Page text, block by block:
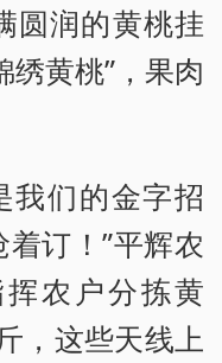
圆润的黄桃挂
绣黄桃”，果肉
我们的金字招
订！”平辉农
农户分拣黄
，这些天线上